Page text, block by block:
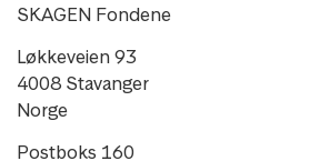
SKAGEN Fondene
Løkkeveien 93
4008 Stavanger
Norge
Postboks 160